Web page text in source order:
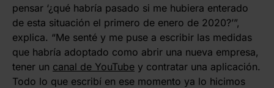
pensar ‘¿qué habría pasado si me hubiera enterado
de esta situación el primero de enero de 2020?’”,
explica. “Me senté y me puse a escribir las medidas
que habría adoptado como abrir una nueva empresa,
tener un canal de YouTube y contratar una aplicación.
Todo lo que escribí en ese momento ya lo hicimos